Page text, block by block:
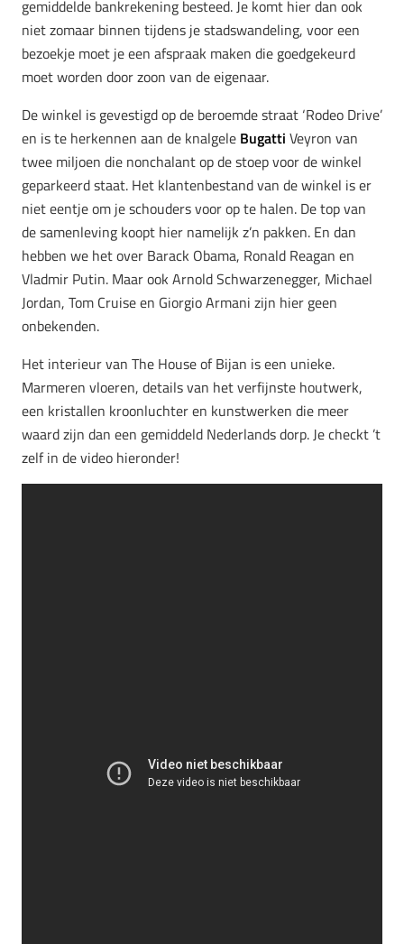
gemiddelde bankrekening besteed. Je komt hier dan ook
niet zomaar binnen tijdens je stadswandeling, voor een
bezoekje moet je een afspraak maken die goedgekeurd
moet worden door zoon van de eigenaar.
De winkel is gevestigd op de beroemde straat ‘Rodeo Drive’
en is te herkennen aan de knalgele Bugatti Veyron van
twee miljoen die nonchalant op de stoep voor de winkel
geparkeerd staat. Het klantenbestand van de winkel is er
niet eentje om je schouders voor op te halen. De top van
de samenleving koopt hier namelijk z’n pakken. En dan
hebben we het over Barack Obama, Ronald Reagan en
Vladmir Putin. Maar ook Arnold Schwarzenegger, Michael
Jordan, Tom Cruise en Giorgio Armani zijn hier geen
onbekenden.
Het interieur van The House of Bijan is een unieke.
Marmeren vloeren, details van het verfijnste houtwerk,
een kristallen kroonluchter en kunstwerken die meer
waard zijn dan een gemiddeld Nederlands dorp. Je checkt ’t
zelf in de video hieronder!